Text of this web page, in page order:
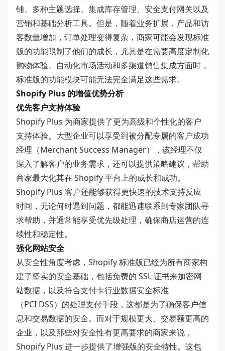
铺、多种主题选择、集成库存管理、安全支付网关以及
营销和基础分析工具。但是，随着业务扩展，产品和访
客数量增加，订单处理变得复杂，商家可能会发现标准
版的功能限制了他们的成长，尤其是在需要高度定制化
购物体验、自动化市场活动和多渠道销售集成方面时，
标准版的功能模块可能无法完全满足这些需求。
Shopify Plus 的增值优势分析
优先客户支持体验
Shopify Plus 为商家提供了更为高级和个性化的客户
支持体验。大型企业可以享受到被分配专属的客户成功
经理（Merchant Success Manager），该经理不仅
深入了解客户的业务需求，还可以提供策略建议，帮助
商家最大化其在 Shopify 平台上的成长和成功。
Shopify Plus 客户还能够获得更快速的技术支持反应
时间，无论何时遇到问题，都能迅速联系到专家团队寻
求帮助，并通常能享受优先级处理，确保商店运营的连
续性和稳定性。
强化网站安全
从安全性角度考虑，Shopify 标准版已经为所有商家构
建了坚实的安全基础，包括免费的 SSL 证书来加密网
站数据，以及符合支付卡行业数据安全标准
（PCI DSS）的处理支付手段，这都是为了确保客户信
息和交易数据的安全。而对于规模更大、交易额更高的
企业，以及那些对安全性有更高要求的商家来说，
Shopify Plus 进一步提供了增强版的安全特性。这包